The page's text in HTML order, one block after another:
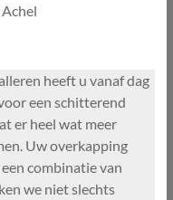
heeft u vanaf dag
een schitterend
er heel wat meer
Uw overkapping
combinatie van
we niet slechts